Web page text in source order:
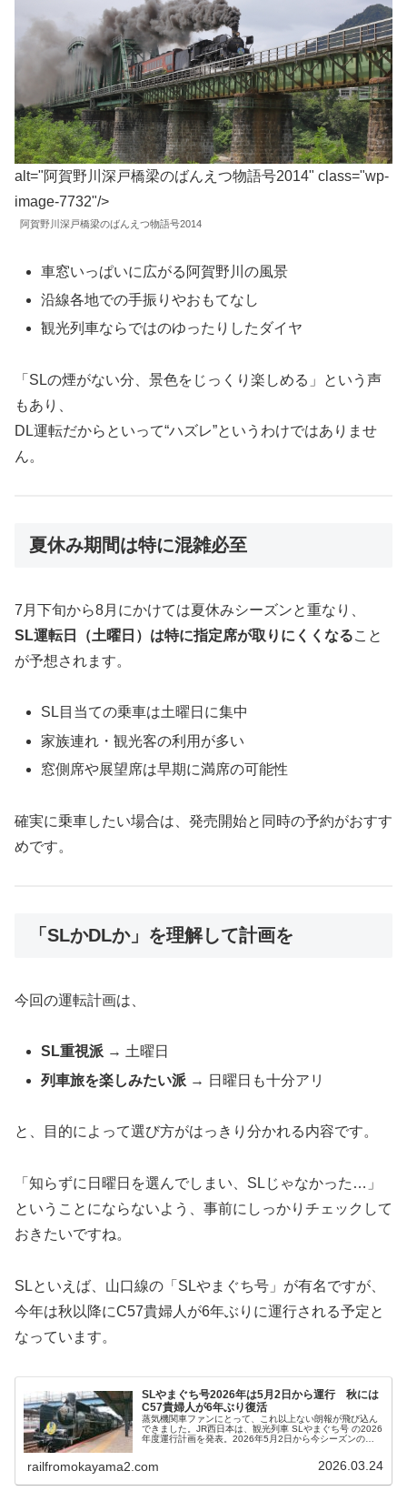
alt="阿賀野川深戸橋梁のばんえつ物語号2014" class="wp-
image-7732"/>
阿賀野川深戸橋梁のばんえつ物語号2014
車窓いっぱいに広がる阿賀野川の風景
沿線各地での手振りやおもてなし
観光列車ならではのゆったりしたダイヤ
「SLの煙がない分、景色をじっくり楽しめる」という声
もあり、
DL運転だからといって“ハズレ”というわけではありませ
ん。
夏休み期間は特に混雑必至
7月下旬から8月にかけては夏休みシーズンと重なり、
SL運転日（土曜日）は特に指定席が取りにくくなること
が予想されます。
SL目当ての乗車は土曜日に集中
家族連れ・観光客の利用が多い
窓側席や展望席は早期に満席の可能性
確実に乗車したい場合は、発売開始と同時の予約がおすす
めです。
「SLかDLか」を理解して計画を
今回の運転計画は、
SL重視派 → 土曜日
列車旅を楽しみたい派 → 日曜日も十分アリ
と、目的によって選び方がはっきり分かれる内容です。
「知らずに日曜日を選んでしまい、SLじゃなかった…」
ということにならないよう、事前にしっかりチェックして
おきたいですね。
SLといえば、山口線の「SLやまぐち号」が有名ですが、
今年は秋以降にC57貴婦人が6年ぶりに運行される予定と
なっています。
SLやまぐち号2026年は5月2日から運行 秋には
C57貴婦人が6年ぶり復活
蒸気機関車ファンにとって、これ以上ない朗報が飛び込ん
できました。JR西日本は、観光列車 SLやまぐち号 の2026
年度運行計画を発表。2026年5月2日から今シーズンの運
目すべきは、2026年秋、あのC57形蒸気機関車“貴婦人”が6
年ぶりに帰ってくるという点。長らく姿を見せていなかっ
railfromokayama2.com 2026.03.24